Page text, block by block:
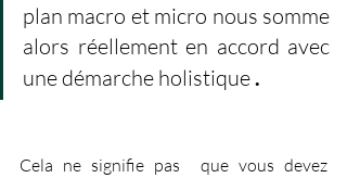
plan macro et micro nous somme
alors réellement en accord avec
une démarche holistique .
Cela ne signifie pas  que vous devez